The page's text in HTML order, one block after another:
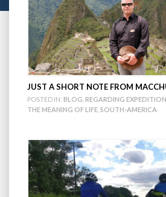
JUST A SHORT NOTE FROM
POSTED IN: BLOG REGARDING
THE MEANING OF LIFE SOUTH-AMERICA